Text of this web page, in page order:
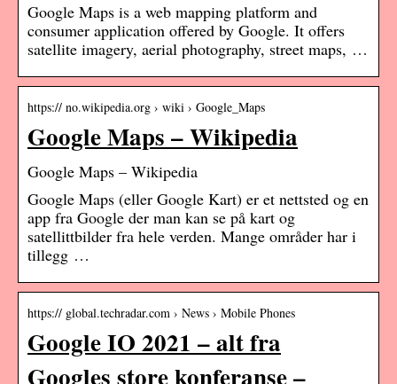
Google Maps is a web mapping platform and
consumer application offered by Google. It offers
satellite imagery, aerial photography, street maps, …
https:// no.wikipedia.org › wiki › Google_Maps
Google Maps – Wikipedia
Google Maps – Wikipedia
Google Maps (eller Google Kart) er et nettsted og en
app fra Google der man kan se på kart og
satellittbilder fra hele verden. Mange områder har i
tillegg …
https:// global.techradar.com › News › Mobile Phones
Google IO 2021 – alt fra
Googles store konferanse –